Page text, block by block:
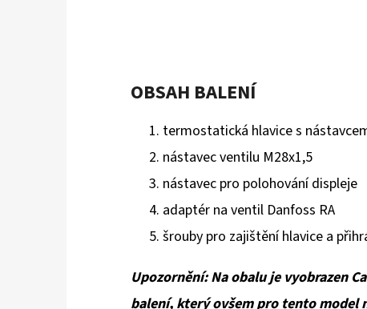
OBSAH BALENÍ
termostatická hlavice s
nástavec ventilu M28x1,5
nástavec pro polohování displeje
adaptér na ventil Danfoss RA
šrouby pro zajištění hlavice a
Upozornění: Na obalu je vyobrazen
balení, který ovšem pro tento model